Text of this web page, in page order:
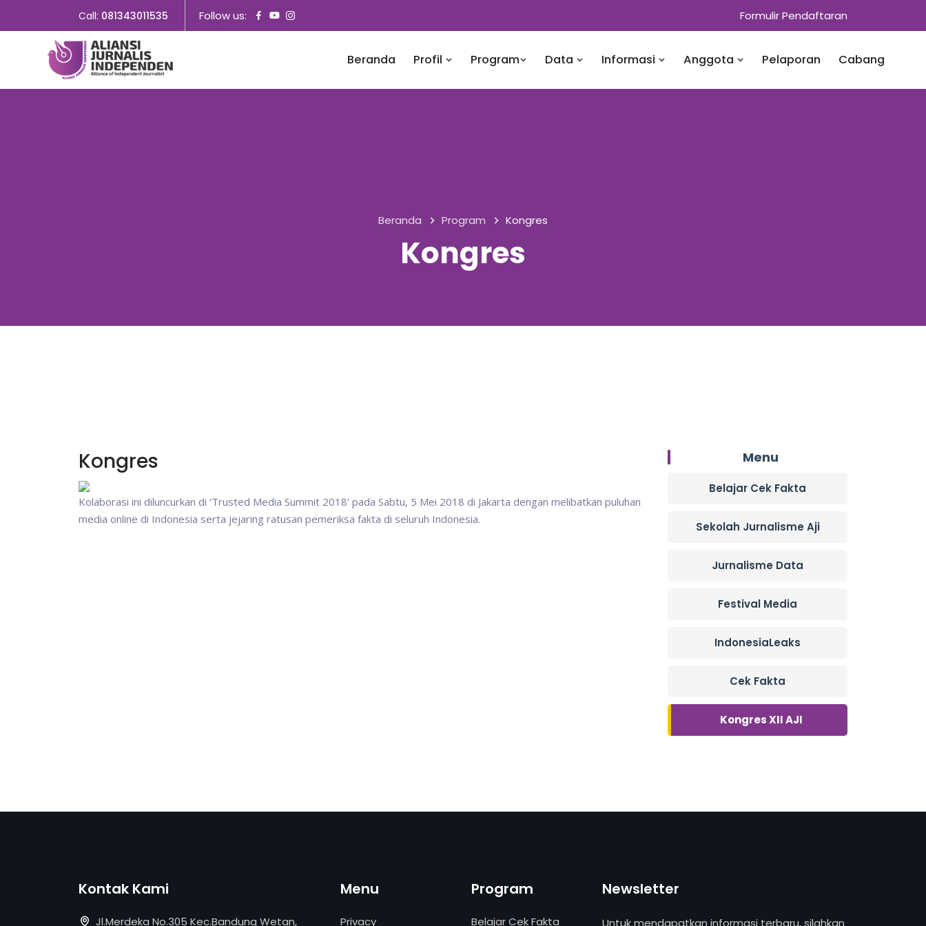
Call: 081343011535 Follow us: Formulir Pendaftaran
Beranda Profil Program Data Informasi Anggota Pelaporan Cabang
Beranda Program Kongres
Kongres
Kongres
Kolaborasi ini diluncurkan di ‘Trusted Media Summit 2018’ pada Sabtu, 5 Mei 2018 di Jakarta dengan melibatkan puluhan
media online di Indonesia serta jejaring ratusan pemeriksa fakta di seluruh Indonesia.
Menu
Belajar Cek Fakta
Sekolah Jurnalisme Aji
Jurnalisme Data
Festival Media
IndonesiaLeaks
Cek Fakta
Kongres XII AJI
Kontak Kami
Jl.Merdeka No.305 Kec.Bandung Wetan,
Menu
Privacy
Program
Belajar Cek Fakta
Newsletter
Untuk mendapatkan informasi terbaru, silahkan